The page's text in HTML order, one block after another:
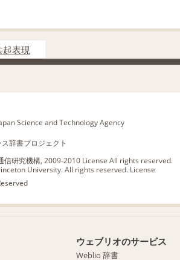
起表現
Science and Technology Agency
辞書プロジェクト
信研究機構, 2009-2010 License All rights reserved.
University. All rights reserved. License
ウェブリオのサービス
Weblio 辞書